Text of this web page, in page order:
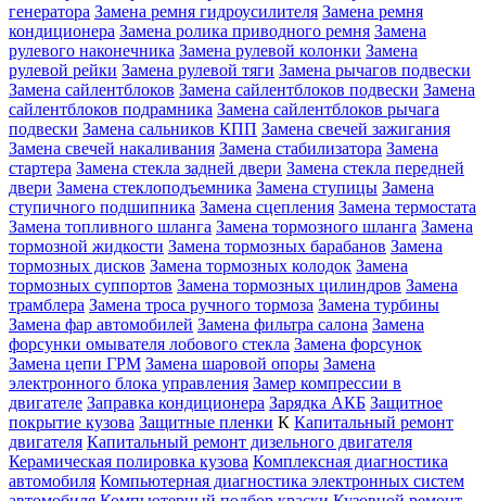
генератора Замена ремня гидроусилителя Замена ремня
кондиционера Замена ролика приводного ремня Замена
рулевого наконечника Замена рулевой колонки Замена
рулевой рейки Замена рулевой тяги Замена рычагов подвески
Замена сайлентблоков Замена сайлентблоков подвески Замена
сайлентблоков подрамника Замена сайлентблоков рычага
подвески Замена сальников КПП Замена свечей зажигания
Замена свечей накаливания Замена стабилизатора Замена
стартера Замена стекла задней двери Замена стекла передней
двери Замена стеклоподъемника Замена ступицы Замена
ступичного подшипника Замена сцепления Замена термостата
Замена топливного шланга Замена тормозного шланга Замена
тормозной жидкости Замена тормозных барабанов Замена
тормозных дисков Замена тормозных колодок Замена
тормозных суппортов Замена тормозных цилиндров Замена
трамблера Замена троса ручного тормоза Замена турбины
Замена фар автомобилей Замена фильтра салона Замена
форсунки омывателя лобового стекла Замена форсунок
Замена цепи ГРМ Замена шаровой опоры Замена
электронного блока управления Замер компрессии в
двигателе Заправка кондиционера Зарядка АКБ Защитное
покрытие кузова Защитные пленки К Капитальный ремонт
двигателя Капитальный ремонт дизельного двигателя
Керамическая полировка кузова Комплексная диагностика
автомобиля Компьютерная диагностика электронных систем